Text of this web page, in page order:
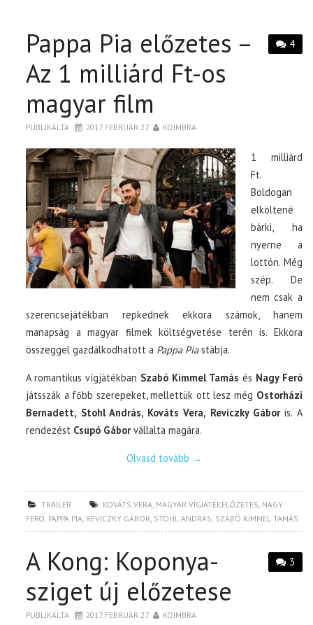
4
Pappa Pia előzetes –
Az 1 milliárd Ft-os
magyar film
PUBLIKÁLTA 2017. FEBRUÁR 27. KOIMBRA
1 milliárd
Ft.
Boldogan
elköltené
bárki, ha
nyerne a
lottón. Még
szép. De
nem csak a
szerencsejátékban repkednek ekkora számok, hanem
manapság a magyar filmek költségvetése terén is. Ekkora
összeggel gazdálkodhatott a Pappa Piastábja.
A romantikus vígjátékban Szabó Kimmel Tamás és Nagy Feró
játsszák a főbb szerepeket, mellettük ott lesz még Ostorházi
Bernadett, Stohl András, Kováts Vera, Reviczky Gáboris. A
rendezést Csupó Gáborvállalta magára.
Olvasd tovább →
TRAILER KOVÁTS VERA MAGYAR VÍGJÁTÉKELŐZETES NAGY
FERÓ PAPPA PIA REVICZKY GÁBOR STOHL ANDRÁS SZABÓ KIMMEL TAMÁS
3
A Kong: Koponya-
sziget új előzetese
PUBLIKÁLTA 2017. FEBRUÁR 27. KOIMBRA